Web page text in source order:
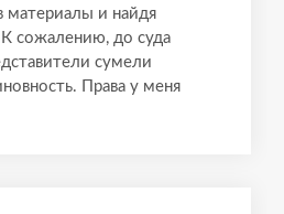
материалы и найдя
К сожалению, до суда
сумели
Права у меня